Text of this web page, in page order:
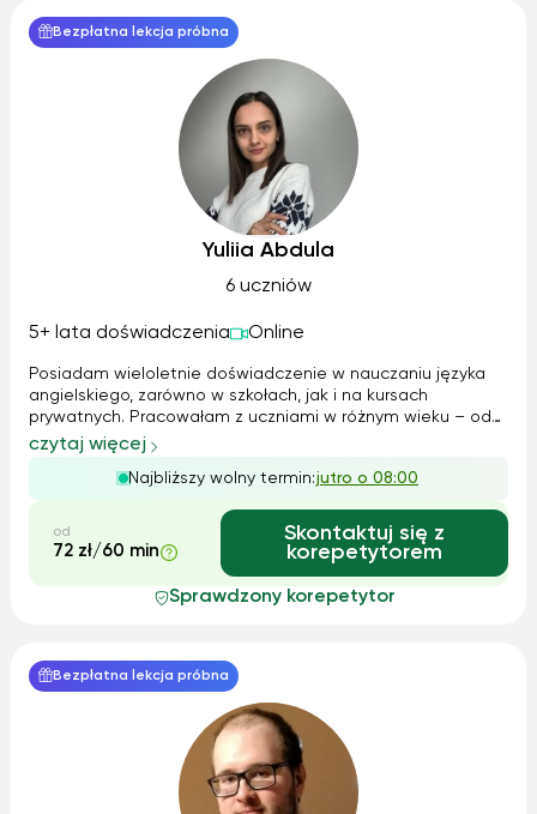
Bezpłatna lekcja próbna
Yuliia Abdula
6 uczniów
5+ lata doświadczenia Online
Posiadam wieloletnie doświadczenie w nauczaniu języka
angielskiego, zarówno w szkołach, jak i na kursach
prywatnych. Pracowałam z uczniami w różnym wieku – od
dzieci i młodzieży, po dorosłych, co pozwoliło mi na
rozwinięcie umiejętności dostosowywania materiałów i
metod do potrzeb każdej grupy. W s...
czytaj więcej
Najbliższy wolny termin:jutro o 08:00
od
72 zł/60 min
Skontaktuj się z
korepetytorem
Sprawdzony korepetytor
Bezpłatna lekcja próbna